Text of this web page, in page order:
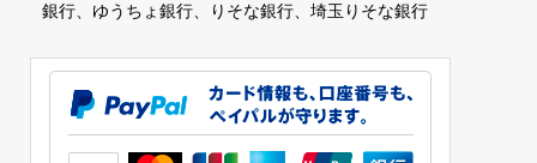
銀行、ゆうちょ銀行、りそな銀行、埼玉りそな銀行